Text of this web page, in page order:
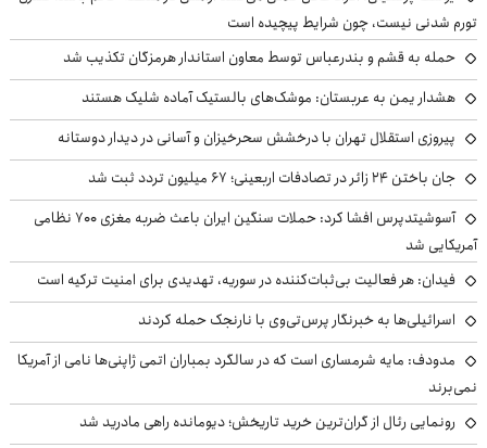
تورم شدنی نیست، چون شرایط پیچیده است
حمله به قشم و بندرعباس توسط معاون استاندار هرمزگان تکذیب شد
هشدار یمن به عربستان: موشک‌های بالستیک آماده شلیک هستند
پیروزی استقلال تهران با درخشش سحرخیزان و آسانی در دیدار دوستانه
جان باختن ۲۴ زائر در تصادفات اربعینی؛ ۶۷ میلیون تردد ثبت شد
آسوشیتدپرس افشا کرد: حملات سنگین ایران باعث ضربه مغزی ۷۰۰ نظامی
آمریکایی شد
فیدان: هر فعالیت بی‌ثبات‌کننده در سوریه، تهدیدی برای امنیت ترکیه است
اسرائیلی‌ها به خبرنگار پرس‌تی‌وی با نارنجک حمله کردند
مدودف: مایه شرمساری است که در سالگرد بمباران اتمی ژاپنی‌ها نامی از آمریکا
نمی‌برند
رونمایی رئال از گران‌ترین خرید تاریخش؛ دیومانده راهی مادرید شد